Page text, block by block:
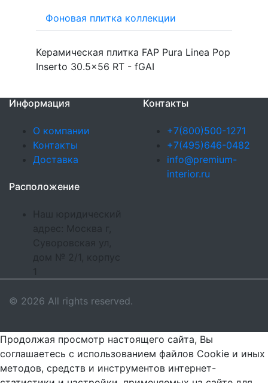
Фоновая плитка коллекции
Керамическая плитка FAP Pura Linea Pop
Inserto 30.5x56 RT - fGAI
Информация
О компании
Контакты
Доставка
Контакты
+7(800)500-1271
+7(495)646-0482
info@premium-
interior.ru
Расположение
Наш юридический
адрес: Москва г,
Суворовская ул,
дом № 2/1, корпус
© 2026 All rights reserved.
Продолжая просмотр настоящего сайта, Вы
соглашаетесь с использованием файлов Cookie и иных
методов, средств и инструментов интернет-